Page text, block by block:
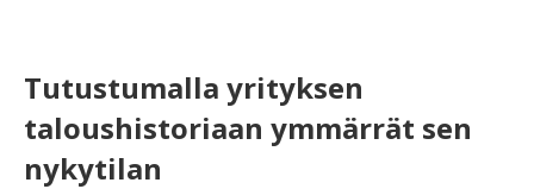
Tutustumalla yrityksen
taloushistoriaan ymmärrät sen
nykytilan